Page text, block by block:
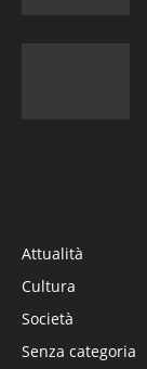
Attualità
Cultura
Società
Senza categoria